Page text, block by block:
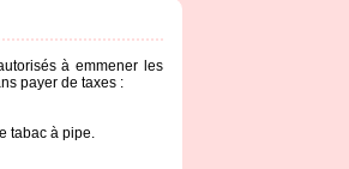
à emmener les
payer de taxes :
tabac à pipe.